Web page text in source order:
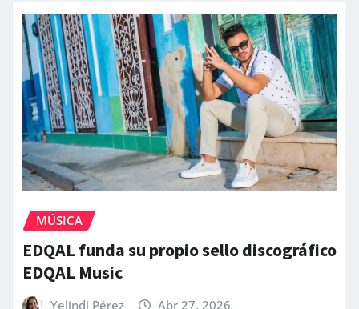
MÚSICA
EDQAL funda su propio sello discográfico
EDQAL Music
Yelindi Pérez Abr 27, 2026